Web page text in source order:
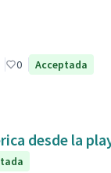
0 Acceptada
desde la